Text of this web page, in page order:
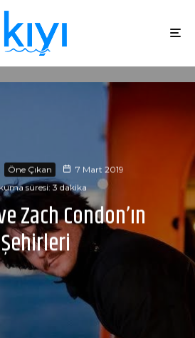
Öne Çıkan
7 Mart 2019
süresi: 3 dakika
Zach Condon’ın
Şehirleri